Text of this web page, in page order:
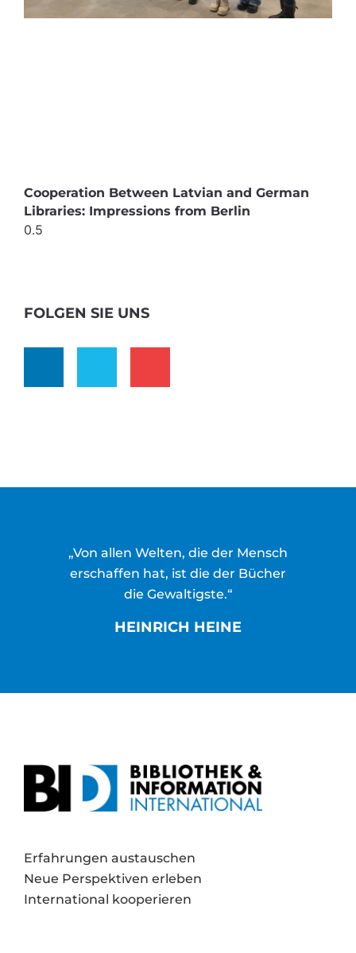
Cooperation Between Latvian and German
Libraries: Impressions from Berlin
FOLGEN SIE UNS
„Von allen Welten, die der Mensch
erschaffen hat, ist die der Bücher
die Gewaltigste.“
HEINRICH HEINE
Erfahrungen austauschen
Neue Perspektiven erleben
International kooperieren